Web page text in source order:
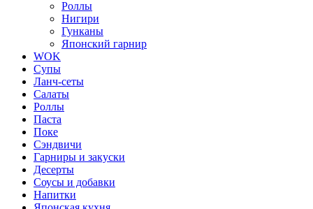
Роллы
Нигири
Гунканы
Японский гарнир
WOK
Супы
Ланч-сеты
Салаты
Роллы
Паста
Поке
Сэндвичи
Гарниры и закуски
Десерты
Соусы и добавки
Напитки